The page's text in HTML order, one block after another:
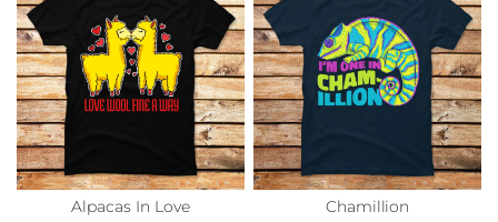
Alpacas In Love Chamillion